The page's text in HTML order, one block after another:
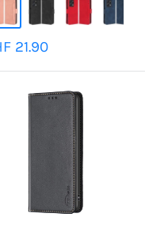
21.90